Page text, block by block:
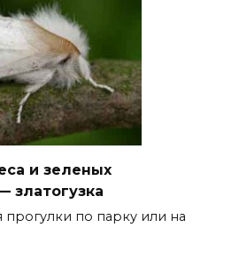
и зеленых
златогузка
по парку или на